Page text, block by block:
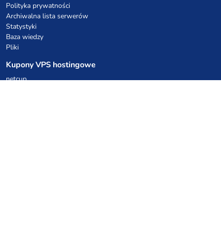
Polityka prywatności
Archiwalna lista serwerów
Statystyki
Baza wiedzy
Pliki
Kupony VPS hostingowe
netcup